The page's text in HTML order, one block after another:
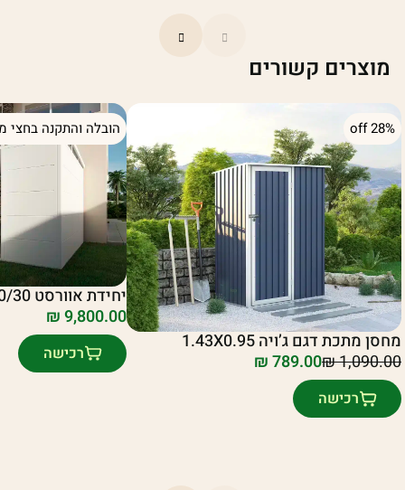
מוצרים קשורים
28% off
מחסן מתכת דגם ג’ויה 1.43X0.95
₪1,090.00
המחיר
המקורי
היה:
₪789.00
המחיר
הנוכחי
הוא:
רכישה
הובלה והתקנה בחצי
יחידת אוורסט 30/30 בצבע לבן/שחור
₪9,800.00
רכישה